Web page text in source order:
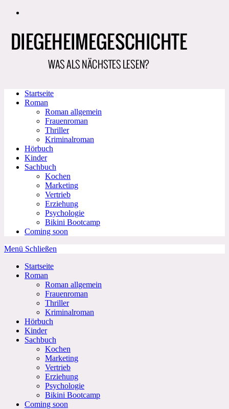
Zum
Startseite
Roman
Roman allgemein
Frauenroman
Thriller
Kriminalroman
Hörbuch
Kinder
Sachbuch
Kochen
Marketing
Vertrieb
Erziehung
Psychologie
Bikini Bootcamp
Coming soon
Menü Schließen
Startseite
Roman
Roman allgemein
Frauenroman
Thriller
Kriminalroman
Hörbuch
Kinder
Sachbuch
Kochen
Marketing
Vertrieb
Erziehung
Psychologie
Bikini Bootcamp
Coming soon